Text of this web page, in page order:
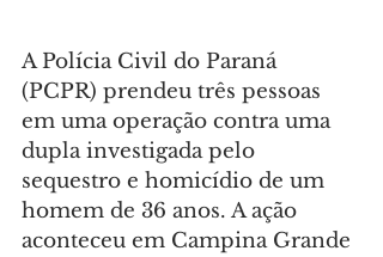
A Polícia Civil do Paraná
(PCPR) prendeu três pessoas
em uma operação contra uma
dupla investigada pelo
sequestro e homicídio de um
homem de 36 anos. A ação
aconteceu em Campina Grande